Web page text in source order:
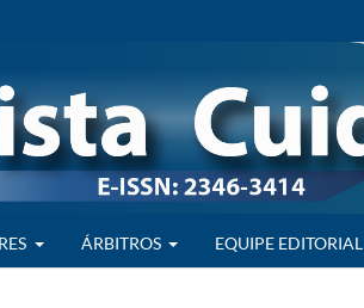
ÁRBITROS EQUIPE EDITORIAL